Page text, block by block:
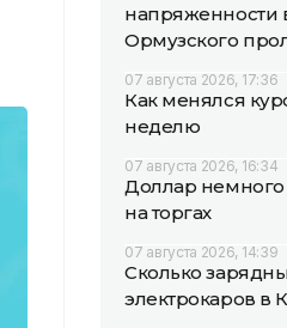
напряженности
Ормузского
07 августа 2026, 17:36
Как менялся
неделю
07 августа 2026, 16:34
Доллар немного
на торгах
07 августа 2026, 14:39
Сколько
электрокаров в